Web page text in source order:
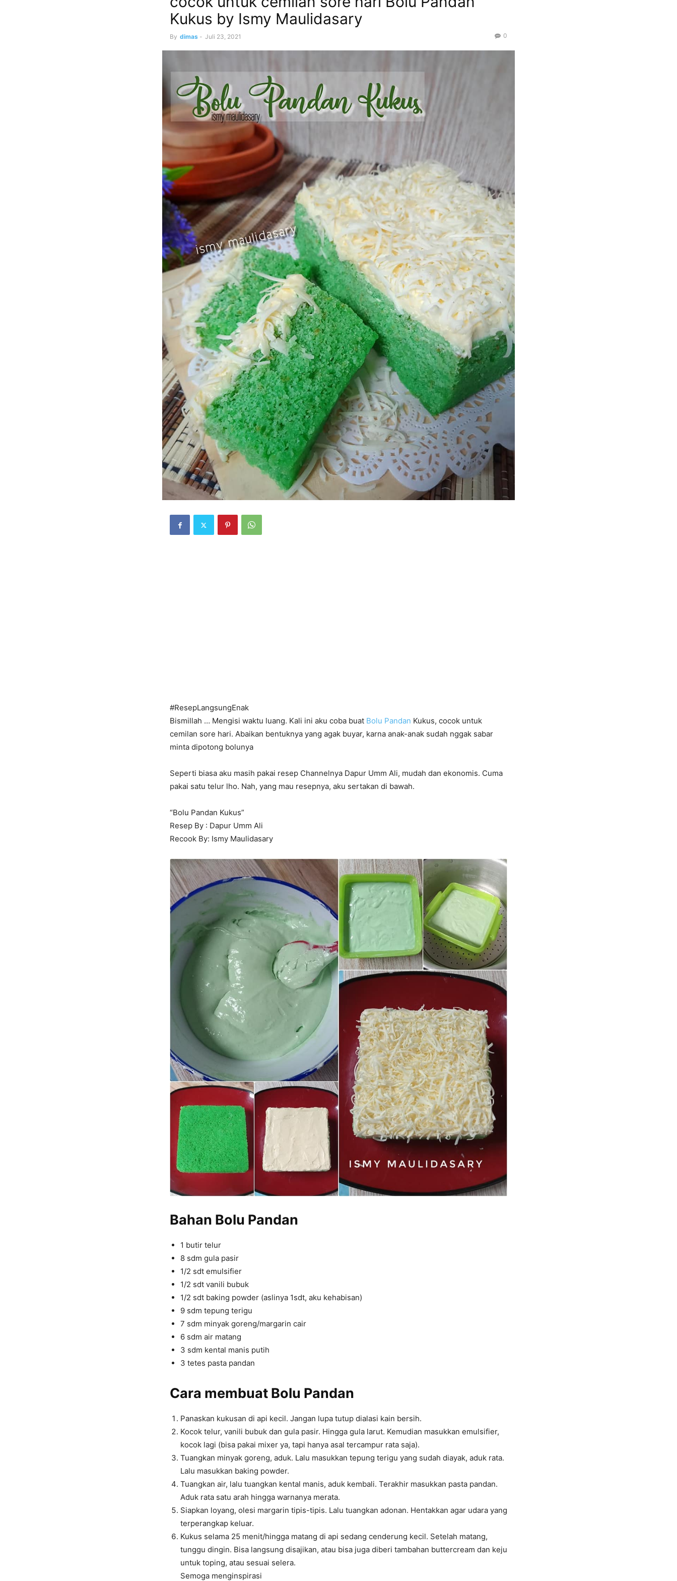
Kukus by Ismy Maulidasary
By dimas - Juli 23, 2021 0
#ResepLangsungEnak
Bismillah … Mengisi waktu luang. Kali ini aku coba buat Bolu Pandan Kukus, cocok untuk
cemilan sore hari. Abaikan bentuknya yang agak buyar, karna anak-anak sudah nggak sabar
minta dipotong bolunya
Seperti biasa aku masih pakai resep Channelnya Dapur Umm Ali, mudah dan ekonomis. Cuma
pakai satu telur lho. Nah, yang mau resepnya, aku sertakan di bawah.
“Bolu Pandan Kukus”
Resep By : Dapur Umm Ali
Recook By: Ismy Maulidasary
Bahan Bolu Pandan
1 butir telur
8 sdm gula pasir
1/2 sdt emulsifier
1/2 sdt vanili bubuk
1/2 sdt baking powder (aslinya 1sdt, aku kehabisan)
9 sdm tepung terigu
7 sdm minyak goreng/margarin cair
6 sdm air matang
3 sdm kental manis putih
3 tetes pasta pandan
Cara membuat Bolu Pandan
Panaskan kukusan di api kecil. Jangan lupa tutup dialasi kain bersih.
Kocok telur, vanili bubuk dan gula pasir. Hingga gula larut. Kemudian masukkan emulsifier,
kocok lagi (bisa pakai mixer ya, tapi hanya asal tercampur rata saja).
Tuangkan minyak goreng, aduk. Lalu masukkan tepung terigu yang sudah diayak, aduk rata.
Lalu masukkan baking powder.
Tuangkan air, lalu tuangkan kental manis, aduk kembali. Terakhir masukkan pasta pandan.
Aduk rata satu arah hingga warnanya merata.
Siapkan loyang, olesi margarin tipis-tipis. Lalu tuangkan adonan. Hentakkan agar udara yang
terperangkap keluar.
Kukus selama 25 menit/hingga matang di api sedang cenderung kecil. Setelah matang,
tunggu dingin. Bisa langsung disajikan, atau bisa juga diberi tambahan buttercream dan keju
untuk toping, atau sesuai selera.
Semoga menginspirasi